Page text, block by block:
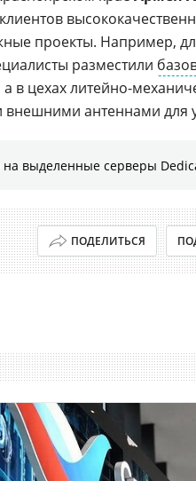
проекты. Например,
разместили
а в цехах литейно-
внешними антеннами для
выделенные серверы
ПОДЕЛИТЬСЯ